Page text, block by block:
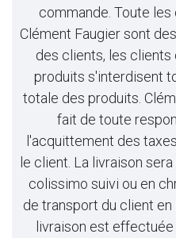
commande. Toute
Clément Faugier sont
des clients, les
produits s'interdisent
totale des produits.
fait de toute
l'acquittement des
le client. La livraison
colissimo suivi ou en
de transport du client
livraison est